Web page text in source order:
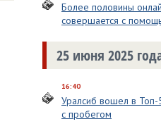
Более половины
совершается с
25 июня 2025
16:40
Уралсиб вошел в Топ-
с пробегом